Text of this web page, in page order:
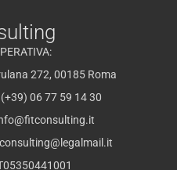
272, 00185 Roma
06 77 59 14 30